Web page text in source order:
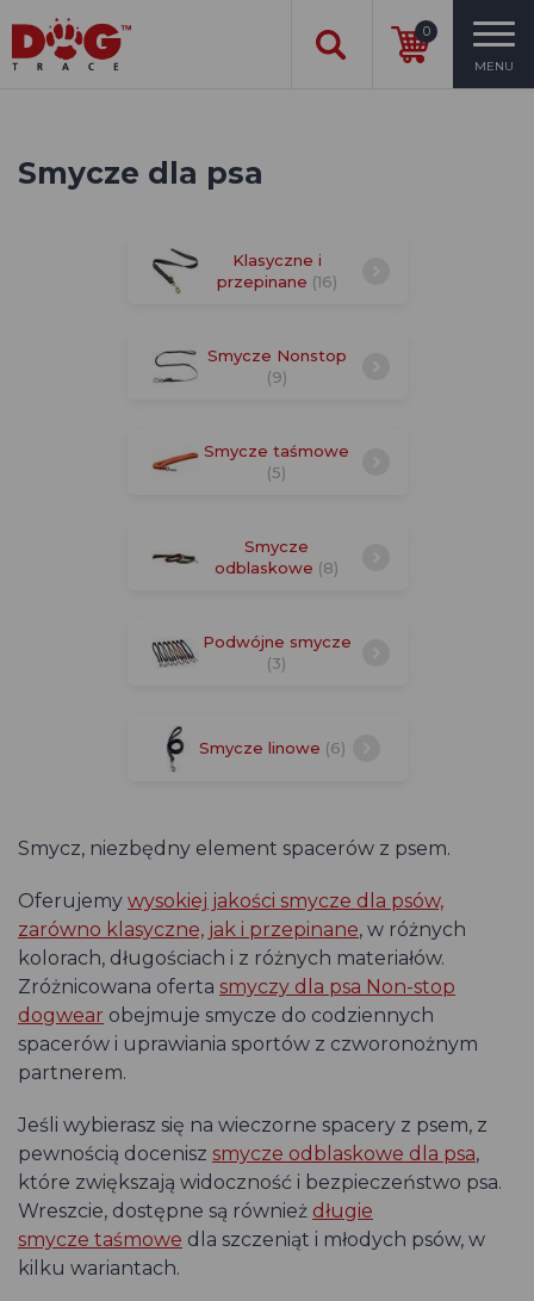
0
MENU
Smycze dla psa
Klasyczne i
przepinane (16)
Smycze Nonstop
(9)
Smycze taśmowe
(5)
Smycze
odblaskowe (8)
Podwójne smycze
(3)
Smycze linowe (6)
Smycz, niezbędny element spacerów z psem.
Oferujemy wysokiej jakości smycze dla psów,
zarówno klasyczne, jak i przepinane, w różnych
kolorach, długościach i z różnych materiałów.
Zróżnicowana oferta smyczy dla psa Non-stop
dogwear obejmuje smycze do codziennych
spacerów i uprawiania sportów z czworonożnym
partnerem.
Jeśli wybierasz się na wieczorne spacery z psem, z
pewnością docenisz smycze odblaskowe dla psa,
które zwiększają widoczność i bezpieczeństwo psa.
Wreszcie, dostępne są również długie
smycze taśmowe dla szczeniąt i młodych psów, w
kilku wariantach.